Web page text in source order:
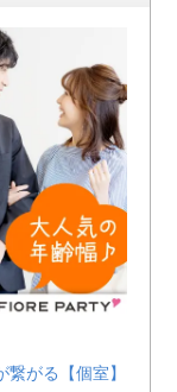
繋がる【個室】